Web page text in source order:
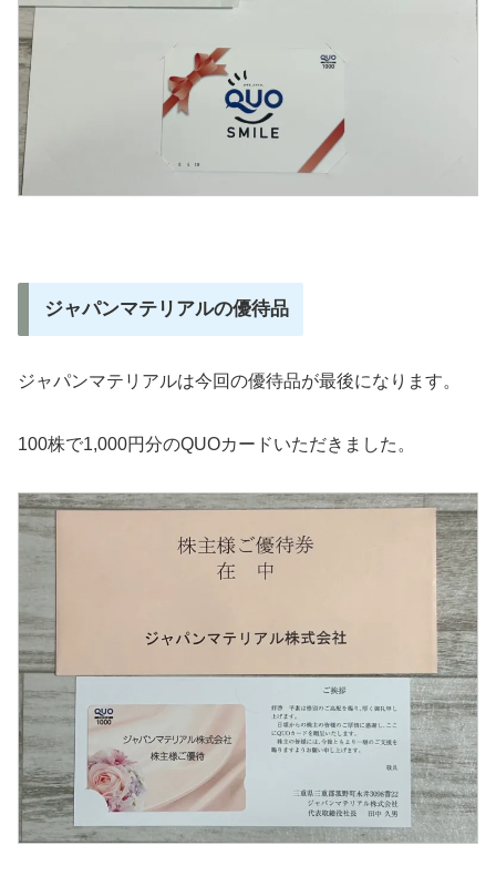
ジャパンマテリアルの優待品
ジャパンマテリアルは今回の優待品が最後になります。
100株で1,000円分のQUOカードいただきました。